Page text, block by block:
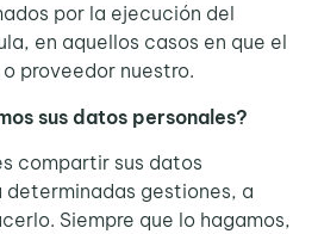
por la ejecución del
en aquellos casos en que el
proveedor nuestro.
sus datos personales?
compartir sus datos
determinadas gestiones, a
Siempre que lo hagamos,